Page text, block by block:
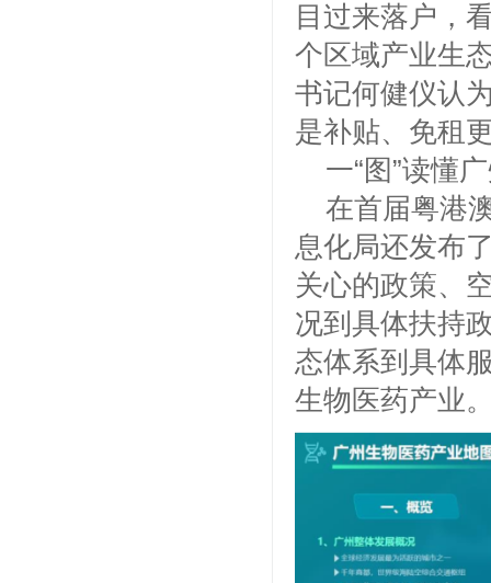
目过来落户，
个区域产业生
书记何健仪认
是补贴、免租
一“图”读懂
在首届粤港
息化局还发布
关心的政策、
况到具体扶持
态体系到具体
生物医药产业